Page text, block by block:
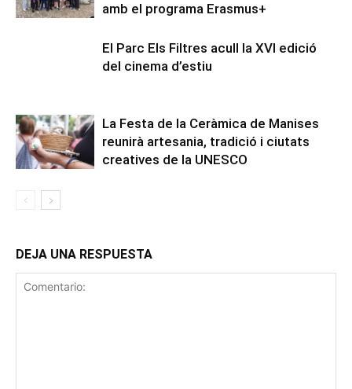
amb el programa Erasmus+
El Parc Els Filtres acull la XVI edició
del cinema d’estiu
La Festa de la Ceràmica de Manises
reunirà artesania, tradició i ciutats
creatives de la UNESCO
DEJA UNA RESPUESTA